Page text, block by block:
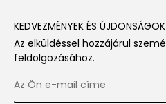
KEDVEZMÉNYEK ÉS
Az elküldéssel hozzájárul
feldolgozásához.